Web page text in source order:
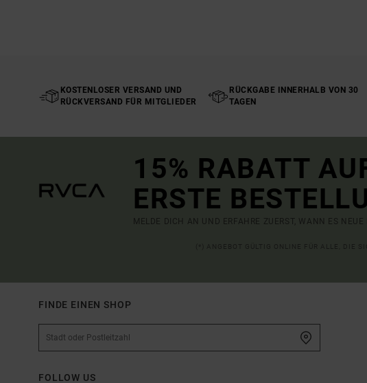
KOSTENLOSER VERSAND UND
RÜCKVERSAND FÜR MITGLIEDER
RÜCKGABE INNERHALB VON 30
TAGEN
15% RABATT
ERSTE
MELDE DICH AN UND ERFAHRE ZUERST, WANN ES
FINDE EINEN SHOP
FOLLOW US